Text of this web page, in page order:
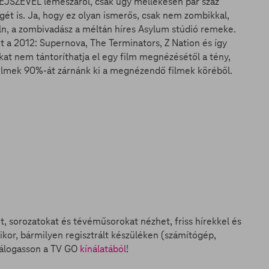
is. Ja, hogy ez olyan ismerős, csak nem zombikkal,
a zombivadász a méltán híres Asylum stúdió remeke.
2012: Supernova, The Terminators, Z Nation és így
nem tántoríthatja el egy film megnézésétől a tény,
90%-át zárnánk ki a megnézendő filmek köréből.
sorozatokat és tévéműsorokat nézhet, friss hírekkel és
bármilyen regisztrált készüléken (számítógép,
a TV GO kínálatából!